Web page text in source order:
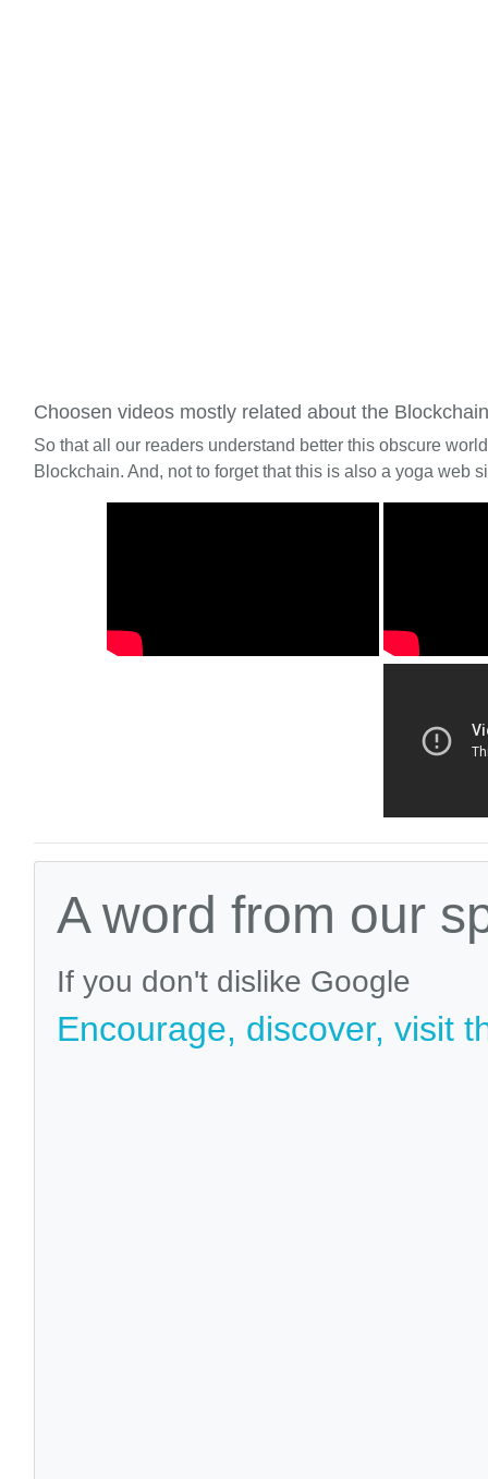
Choosen videos mostly related about the Blockchain
So that all our readers understand better this obscure
Blockchain. And, not to forget that this is also a yoga web
A word from our
If you don't dislike Google
Encourage, discover, visit